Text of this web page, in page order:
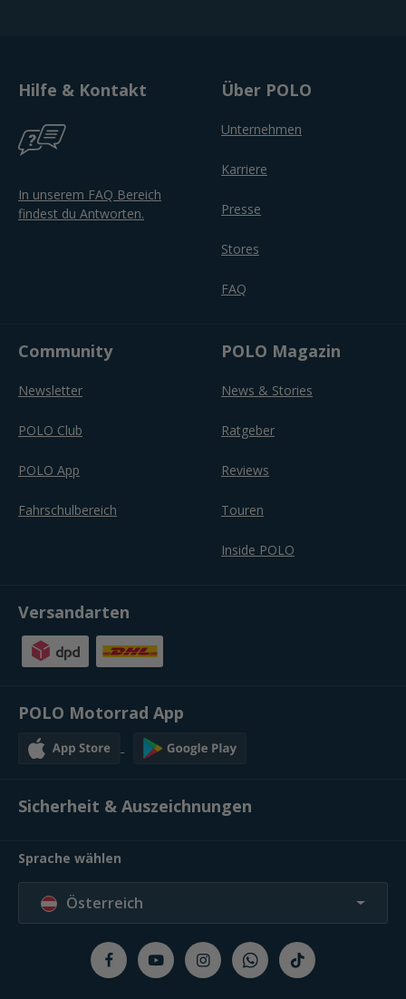
Hilfe & Kontakt
In unserem FAQ Bereich
findest du Antworten.
Über POLO
Unternehmen
Karriere
Presse
Stores
FAQ
Community
Newsletter
POLO Club
POLO App
Fahrschulbereich
POLO Magazin
News & Stories
Ratgeber
Reviews
Touren
Inside POLO
Versandarten
POLO Motorrad App
Sicherheit & Auszeichnungen
Sprache wählen
Österreich